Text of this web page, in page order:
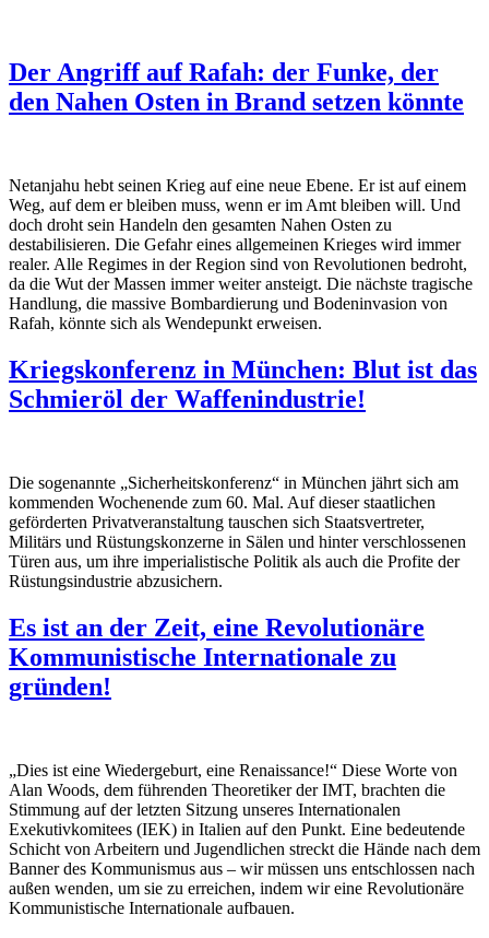
Der Angriff auf Rafah: der Funke, der
den Nahen Osten in Brand setzen könnte
Netanjahu hebt seinen Krieg auf eine neue Ebene. Er ist auf einem
Weg, auf dem er bleiben muss, wenn er im Amt bleiben will. Und
doch droht sein Handeln den gesamten Nahen Osten zu
destabilisieren. Die Gefahr eines allgemeinen Krieges wird immer
realer. Alle Regimes in der Region sind von Revolutionen bedroht,
da die Wut der Massen immer weiter ansteigt. Die nächste tragische
Handlung, die massive Bombardierung und Bodeninvasion von
Rafah, könnte sich als Wendepunkt erweisen.
Kriegskonferenz in München: Blut ist das
Schmieröl der Waffenindustrie!
Die sogenannte „Sicherheitskonferenz“ in München jährt sich am
kommenden Wochenende zum 60. Mal. Auf dieser staatlichen
geförderten Privatveranstaltung tauschen sich Staatsvertreter,
Militärs und Rüstungskonzerne in Sälen und hinter verschlossenen
Türen aus, um ihre imperialistische Politik als auch die Profite der
Rüstungsindustrie abzusichern.
Es ist an der Zeit, eine Revolutionäre
Kommunistische Internationale zu
gründen!
„Dies ist eine Wiedergeburt, eine Renaissance!“ Diese Worte von
Alan Woods, dem führenden Theoretiker der IMT, brachten die
Stimmung auf der letzten Sitzung unseres Internationalen
Exekutivkomitees (IEK) in Italien auf den Punkt. Eine bedeutende
Schicht von Arbeitern und Jugendlichen streckt die Hände nach dem
Banner des Kommunismus aus – wir müssen uns entschlossen nach
außen wenden, um sie zu erreichen, indem wir eine Revolutionäre
Kommunistische Internationale aufbauen.